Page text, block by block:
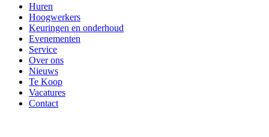
Huren
Hoogwerkers
Keuringen en onderhoud
Evenementen
Service
Over ons
Nieuws
Te Koop
Vacatures
Contact